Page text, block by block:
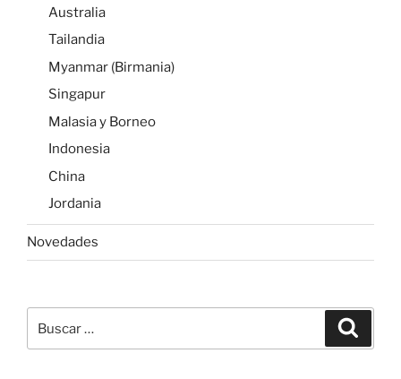
Australia
Tailandia
Myanmar (Birmania)
Singapur
Malasia y Borneo
Indonesia
China
Jordania
Novedades
por: